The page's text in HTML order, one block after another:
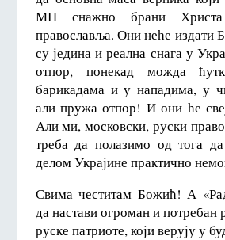
МП снажно брани
православља. Они неће издати
су једина и реална снага у
отпор, понекад можда
барикадама и у нападима, у
али пружа отпор! И они ће
Али ми, московски, руски
треба да полазимо од тога
делом Украјине практично
Свима честитам Божић! А
да настави огроман и потребан
руске патриоте, који верују у